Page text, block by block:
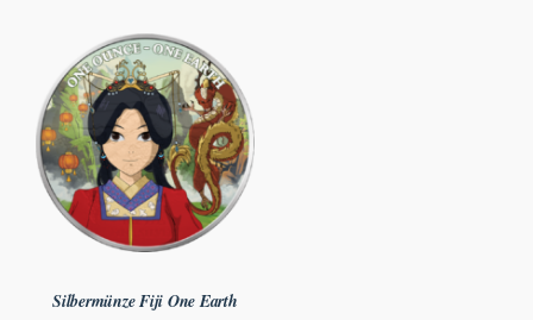
Silbermünze Fiji One Earth